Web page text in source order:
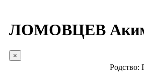
ЛОМОВЦЕВ
×
Родство: